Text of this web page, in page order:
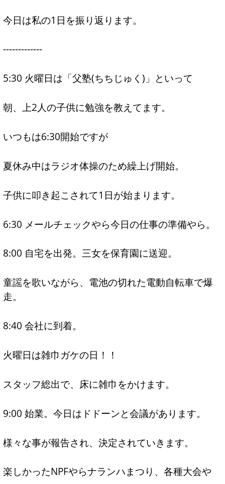
今日は私の1日を振り返ります。
-------------
5:30 火曜日は「父塾(ちちじゅく)」といって
朝、上2人の子供に勉強を教えてます。
いつもは6:30開始ですが
夏休み中はラジオ体操のため繰上げ開始。
子供に叩き起こされて1日が始まります。
6:30 メールチェックやら今日の仕事の準備やら。
8:00 自宅を出発。三女を保育園に送迎。
童謡を歌いながら、電池の切れた電動自転車で爆
走。
8:40 会社に到着。
火曜日は雑巾ガケの日！！
スタッフ総出で、床に雑巾をかけます。
9:00 始業。今日はドドーンと会議があります。
様々な事が報告され、決定されていきます。
楽しかったNPFやらナランハまつり、各種大会や